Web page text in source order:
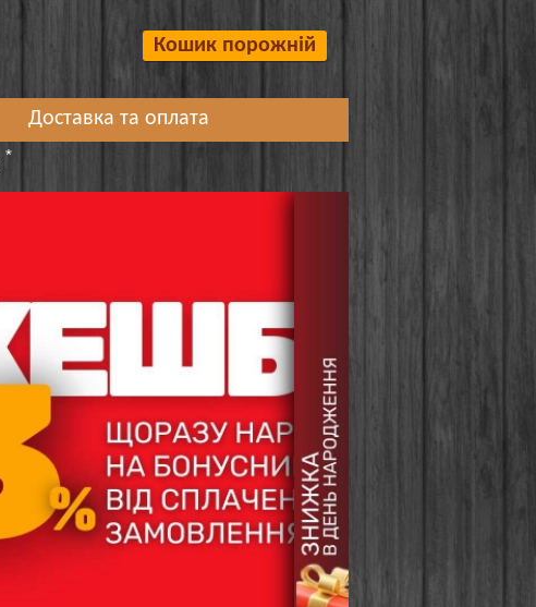
Кошик порожній
Доставка та оплата
*